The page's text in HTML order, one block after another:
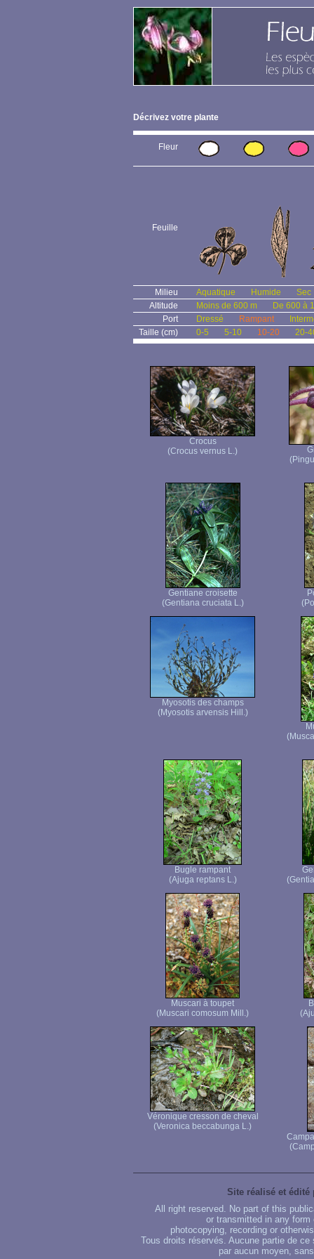
Décrivez votre plante
Fleur
Feuille
Milieu Aquatique Humide
Sec
Altitude
Moins de 600 m
De 600 à
Port
Dressé Rampant
Taille (cm)
0-5 5-10 10-20 20-
Crocus
(Crocus vernus L.)
Gentiane croisette
(Gentiana cruciata L.)
Myosotis des champs
(Myosotis arvensis Hill.)
Bugle rampant
(Ajuga reptans L.)
Muscari à toupet
(Muscari comosum Mill.)
Véronique cresson de cheval
(Veronica beccabunga L.)
Site réalisé et édité
All right reserved. No part of this
or transmitted in any
photocopying, recording or
Tous droits réservés. Aucune partie de
par aucun moyen,